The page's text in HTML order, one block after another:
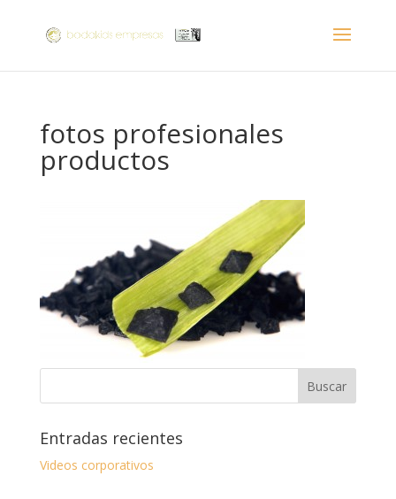
fotos profesionales
productos
Entradas recientes
Videos corporativos